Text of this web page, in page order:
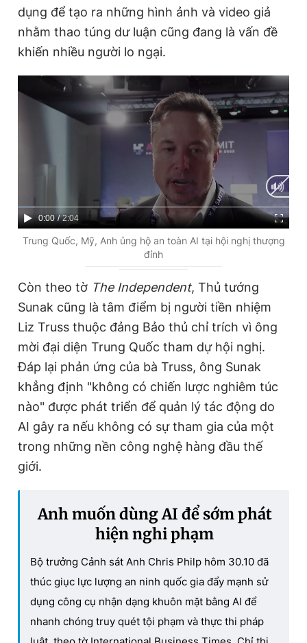
dụng để tạo ra những hình ảnh và video giả
nhằm thao túng dư luận cũng đang là vấn đề
khiến nhiều người lo ngại.
C
u
n
t
i
m
e
0:00 / D
u
2:04
Trung Quốc, Mỹ, Anh ủng hộ an toàn AI tại hội nghị thượng
đỉnh
Còn theo tờ The Independent, Thủ tướng
Sunak cũng là tâm điểm bị người tiền nhiệm
Liz Truss thuộc đảng Bảo thủ chỉ trích vì ông
mời đại diện Trung Quốc tham dự hội nghị.
Đáp lại phản ứng của bà Truss, ông Sunak
khẳng định "không có chiến lược nghiêm túc
nào" được phát triển để quản lý tác động do
AI gây ra nếu không có sự tham gia của một
trong những nền công nghệ hàng đầu thế
giới.
Anh muốn dùng AI để sớm phát
hiện nghi phạm
Bộ trưởng Cảnh sát Anh Chris Philp hôm 30.10 đã
thúc giục lực lượng an ninh quốc gia đẩy mạnh sử
dụng công cụ nhận dạng khuôn mặt bằng AI để
nhanh chóng truy quét tội phạm và thực thi pháp